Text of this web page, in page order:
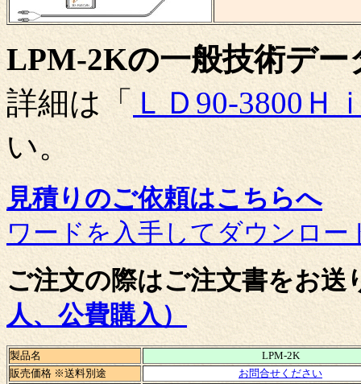
LPM-2Kの一般技術デー
詳細は「 ＬＤ90-3800Ｈ
い。
見積りのご依頼はこちらへ
ワードを入手してダウンロー
ご注文の際はご注文書をお送
人、公費購入）
製品名
LPM-2K
販売価格 ※送料別途
お問合せください